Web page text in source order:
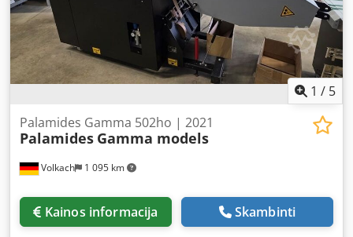
1 / 5
Volkach 1 095 km
Palamides Gamma 502ho | 2021
Palamides Gamma models
Kainos informacija Skambinti